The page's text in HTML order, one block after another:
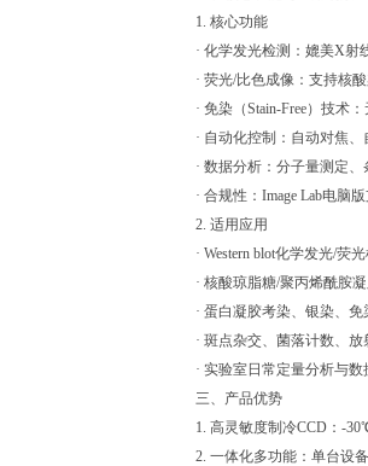
1. 核心功能
· 化学发光检测：媲美X
· 荧光/比色成像：支持核
· 免染（Stain-Free）技术
· 自动化控制：自动对焦
· 数据分析：分子量测定
· 合规性：Image Lab电脑
2. 适用应用
· Western blot化学发光/荧
· 核酸琼脂糖/聚丙烯酰胺
· 蛋白凝胶考染、银染、免
· 斑点杂交、菌落计数、放
· 实验室日常定量分析与数
三、产品优势
1. 高灵敏度制冷CCD：-
2. 一体化多功能：单台设